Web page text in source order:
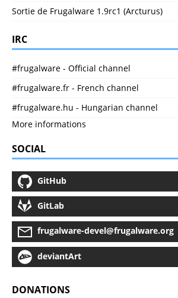
Sortie de Frugalware 1.9rc1 (Arcturus)
IRC
#frugalware - Official channel
#frugalware.fr - French channel
#frugalware.hu - Hungarian channel
More informations
SOCIAL
GitHub
GitLab
frugalware-devel@frugalware.org
deviantArt
DONATIONS